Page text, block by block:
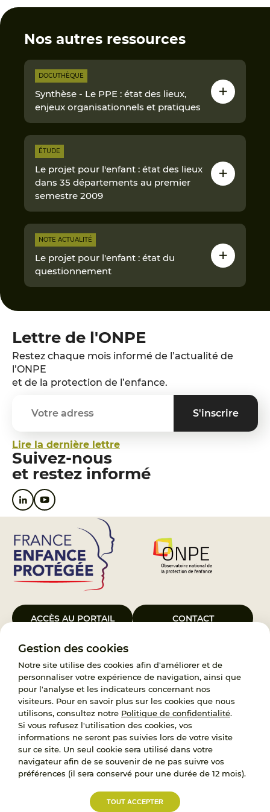
Gestion des cookies
Notre site utilise des cookies afin d'améliorer et de
personnaliser votre expérience de navigation, ainsi que
pour l'analyse et les indicateurs concernant nos
visiteurs. Pour en savoir plus sur les cookies que nous
utilisons, consultez notre Politique de confidentialité.
Si vous refusez l'utilisation des cookies, vos
informations ne seront pas suivies lors de votre visite
sur ce site. Un seul cookie sera utilisé dans votre
navigateur afin de se souvenir de ne pas suivre vos
préférences (il sera conservé pour une durée de 12 mois).
TOUT ACCEPTER
Nos autres ressources
DOCUTHÈQUE
Synthèse - Le PPE : état des lieux,
enjeux organisationnels et pratiques
ÉTUDE
Le projet pour l'enfant : état des lieux
dans 35 départements au premier
semestre 2009
NOTE ACTUALITÉ
Le projet pour l'enfant : état du
questionnement
Lettre de l'ONPE
Restez chaque mois informé de l’actualité de
l’ONPE
et de la protection de l’enfance.
Lire la dernière lettre
Suivez-nous
et restez informé
ACCÈS AU PORTAIL CONTACT
Le Groupement d’Intérêt Public France Enfance Protégée, créé le 5
janvier 2023, a pour objet d’assurer les missions de service public du
119, d’accompagnement des adoptants et de traitement des
demandes d’accès aux origines personnelles. France Enfance
Protégée est également un observatoire et une ressource pour
l’ensemble des professionnels, ainsi qu’un appui à l’élaboration de la
politique publique à travers le soutien à l’activité des conseils
nationaux.
RECRUTEMENT
L’État, les Départements et les Associations au
service de la prévention et de la protection de